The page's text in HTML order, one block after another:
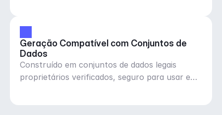
Geração Compatível com Conjuntos de
Dados
Construído em conjuntos de dados legais
proprietários verificados, seguro para usar em